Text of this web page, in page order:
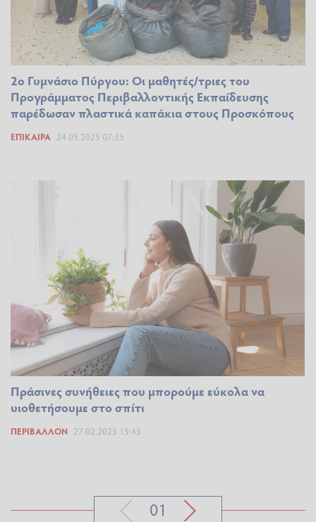
2ο Γυμνάσιο Πύργου: Οι μαθητές/τριες του
Προγράμματος Περιβαλλοντικής Εκπαίδευσης
παρέδωσαν πλαστικά καπάκια στους Προσκόπους
ΕΠΊΚΑΙΡΑ 24.05.2025 07:35
Πράσινες συνήθειες που μπορούμε εύκολα να
υιοθετήσουμε στο σπίτι
ΠΕΡΙΒΆΛΛΟΝ 27.02.2025 15:45
01